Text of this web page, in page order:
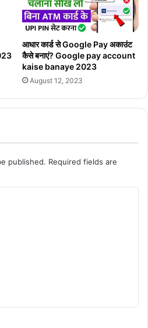
आधार कार्ड से Google Pay अकाउंट
कैसे बनाएं? Google pay account
kaise banaye 2023
August 12, 2023
published. Required fields are